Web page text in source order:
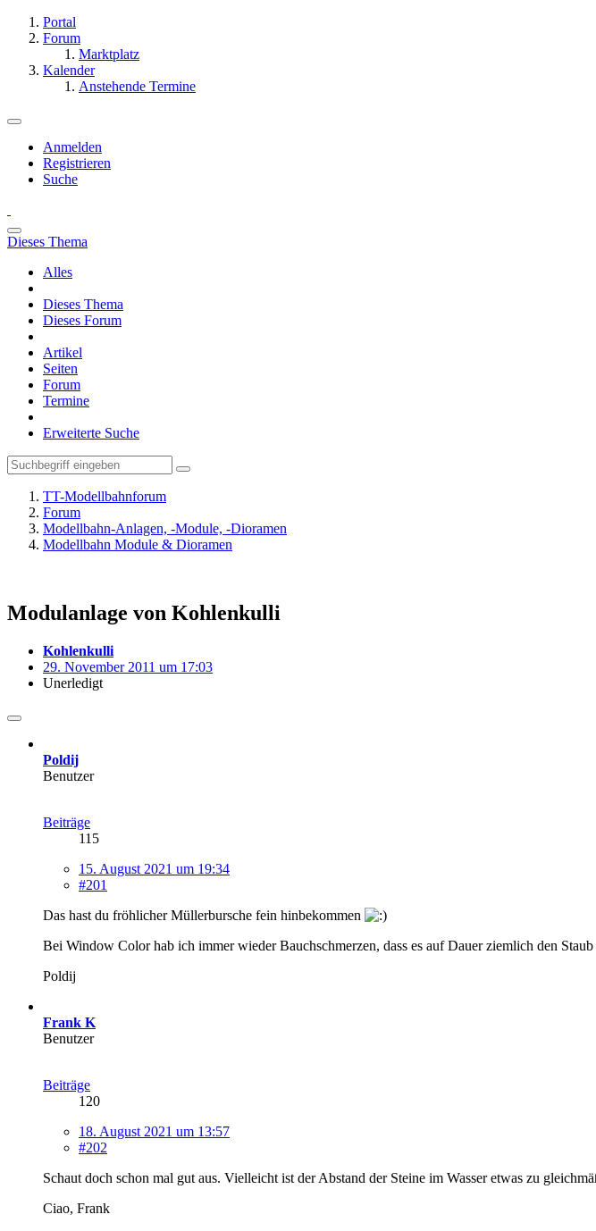
Portal
Forum
Marktplatz
Kalender
Anstehende Termine
Anmelden
Registrieren
Suche
Dieses Thema
Alles
Dieses Thema
Dieses Forum
Artikel
Seiten
Forum
Termine
Erweiterte Suche
TT-Modellbahnforum
Forum
Modellbahn-Anlagen, -Module, -Dioramen
Modellbahn Module & Dioramen
Modulanlage von Kohlenkulli
Kohlenkulli
29. November 2011 um 17:03
Unerledigt
Poldij
Benutzer
Beiträge
115
15. August 2021 um 19:34
#201
Das hast du fröhlicher Müllerbursche fein hinbekommen
Bei Window Color hab ich immer wieder Bauchschmerzen, dass es auf Dauer ziemlich den
Poldij
Frank K
Benutzer
Beiträge
120
18. August 2021 um 13:57
#202
Schaut doch schon mal gut aus. Vielleicht ist der Abstand der Steine im Wasser etwas zu
Ciao, Frank